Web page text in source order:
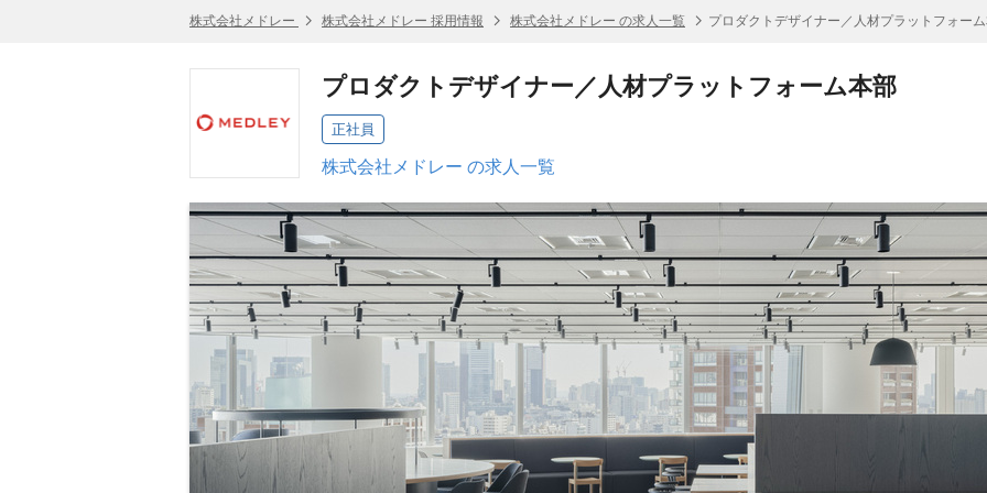
株式会社メドレー 株式会社メドレー 採用情報 株式会社メドレー の求人一覧 プロダクトデザイナー／人材プラットフォー
プロダクトデザイナー／人材プラットフォーム本部
正社員
株式会社メドレー の求人一覧